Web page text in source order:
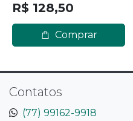
R$ 128,50
Comprar
Contatos
(77) 99162-9918